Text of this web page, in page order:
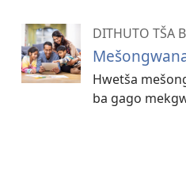
DITHUTO TŠA
Hwetša
ba gago